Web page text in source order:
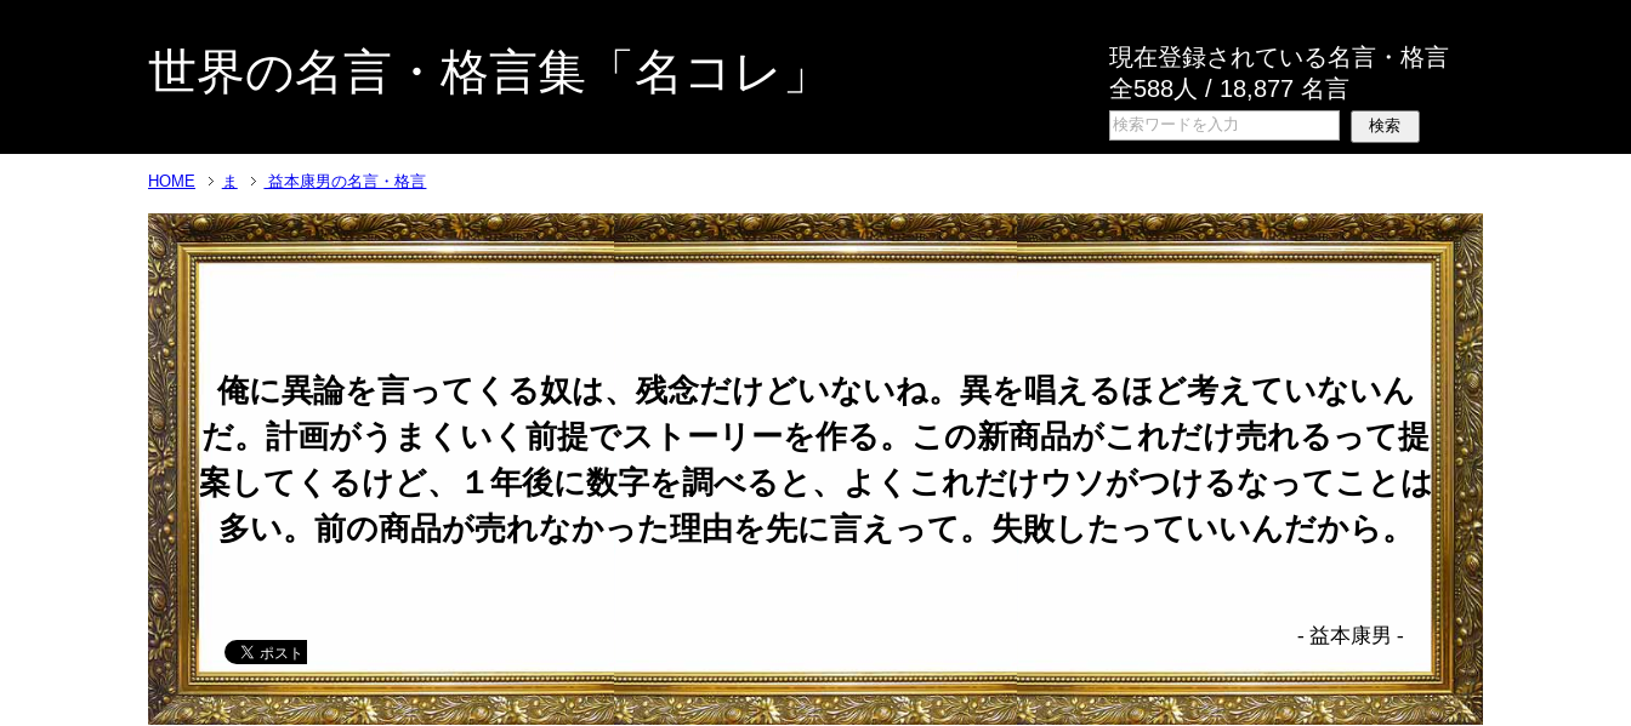
世界の名言・格言集「名コレ」
現在登録されている名言・格言
全588人 / 18,877 名言
HOME ま 益本康男の名言・格言
俺に異論を言ってくる奴は、残念だけどいないね。異を唱えるほど考えていないん
だ。計画がうまくいく前提でストーリーを作る。この新商品がこれだけ売れるって提
案してくるけど、１年後に数字を調べると、よくこれだけウソがつけるなってことは
多い。前の商品が売れなかった理由を先に言えって。失敗したっていいんだから。
- 益本康男 -